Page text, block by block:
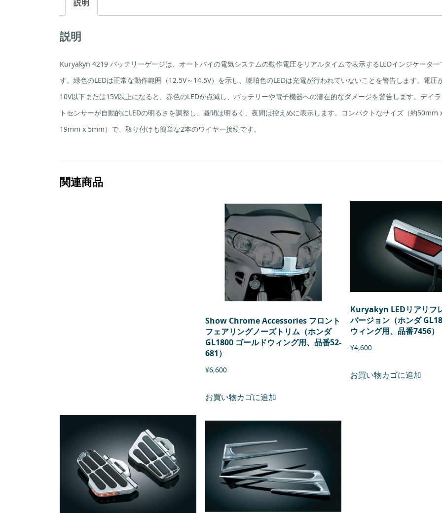
イ
ト
付
き）
説明
説明
Kuryakyn 4219 バッテリーゲージは、オートバイの電気システムの動作電圧をリアルタイムで表示するLEDインジケーター
す。緑色のLEDは正常な動作範囲（12.5V～14.5V）を示し、琥珀色のLEDは充電が行われていないことを警告します。電圧
10V以下または15V以上になると、赤色のLEDが点滅し、バッテリーや電子機器への潜在的なダメージを警告します。デイ
トセンサーが自動的にLEDの明るさを調整し、昼間は明るく、夜間は控えめに表示します。コンパクトなサイズ（約50mm
19mm x 5mm）で、取り付けも簡単な2本のワイヤー接続です。
関連商品
Show Chrome Accessories フロント
フェアリングノーズトリム（ホンダ
GL1800 ゴールドウィング用、品番52-
681）
¥6,600
お買い物カゴに追加
Kuryakyn LEDリアリフ
バージョン（ホンダ
ウィング用、品番7456）
¥4,600
お買い物カゴに追加